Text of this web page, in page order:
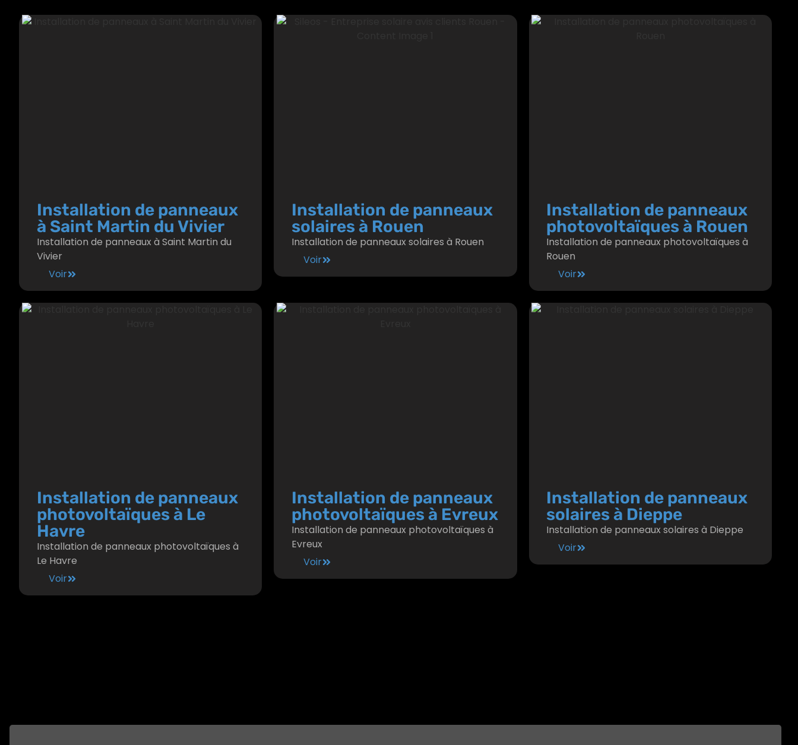
Installation de panneaux
à Saint Martin du Vivier
Installation de panneaux à Saint Martin du
Vivier
Voir
Installation de panneaux
solaires à Rouen
Installation de panneaux solaires à Rouen
Voir
Installation de panneaux
photovoltaïques à Rouen
Installation de panneaux photovoltaïques à
Rouen
Voir
Installation de panneaux
photovoltaïques à Le
Havre
Installation de panneaux photovoltaïques à
Le Havre
Voir
Installation de panneaux
photovoltaïques à Evreux
Installation de panneaux photovoltaïques à
Evreux
Voir
Installation de panneaux
solaires à Dieppe
Installation de panneaux solaires à Dieppe
Voir